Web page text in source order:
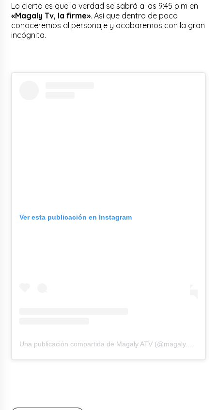
Lo cierto es que la verdad se sabrá a las 9:45 p.m en
«Magaly Tv, la firme». Así que dentro de poco
conoceremos al personaje y acabaremos con la gran
incógnita.
Ver esta publicación en Instagram